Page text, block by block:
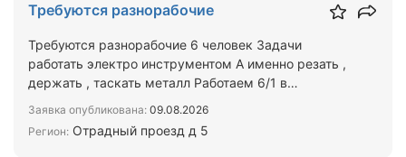
Требуются разнорабочие
Требуются разнорабочие 6 человек Задачи
работать электро инструментом А именно резать ,
держать , таскать металл Работаем 6/1 в
Заявка опубликована: 09.08.2026
Регион: Отрадный проезд д 5